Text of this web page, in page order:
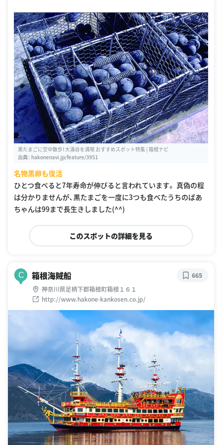
黒たまごに空中散歩！大涌谷を満喫 おすすめスポット特集 | 箱根ナビ
出典： hakonenavi.jp/feature/3951
名物黒卵も復活
ひとつ食べると7年寿命が伸びると言われています。 真偽の程
は分かりませんが、黒たまごを一度に3つも食べたうちのばあ
ちゃんは99まで長生きしました(^^)
このスポットの詳細を見る
C 箱根海賊船
神奈川県足柄下郡箱根町箱根１６１
http://www.hakone-kankosen.co.jp/
665